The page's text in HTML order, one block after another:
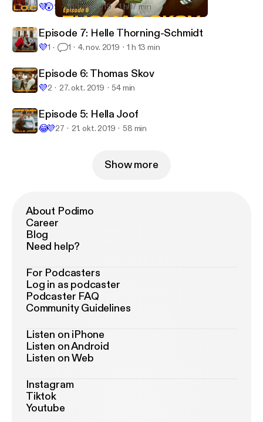
Køretimen med Malte Ebert
💜😲9 10. nov. 2019 1 h 17 min
Episode 7: Helle Thorning-Schmidt
💜1 1 4. nov. 2019 1 h 13 min
Episode 6: Thomas Skov
💜2 27. okt. 2019 54 min
Episode 5: Hella Joof
😂💜27 21. okt. 2019 58 min
Show more
About Podimo
Career
Blog
Need help?
For Podcasters
Log in as podcaster
Podcaster FAQ
Community Guidelines
Listen on iPhone
Listen on Android
Listen on Web
Instagram
Tiktok
Youtube